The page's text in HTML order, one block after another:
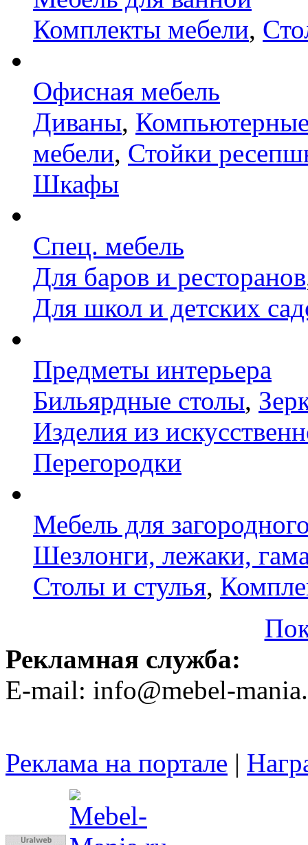
Комплекты мебели,
Офисная мебель
Диваны,
мебели, Стойки
Шкафы
Спец. мебель
Для баров и ресторанов
Для школ и детских
Предметы интерьера
Бильярдные столы,
Изделия из
Перегородки
Мебель для
Шезлонги, лежаки,
Столы и стулья,
Рекламная служба:
E-mail: info@mebel-
Реклама на портале |